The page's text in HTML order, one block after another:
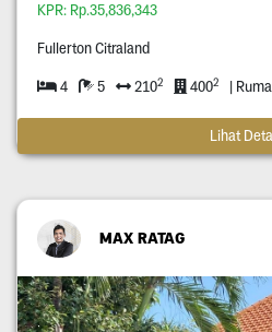
KPR: Rp.35,836,343
Fullerton Citraland
4 5 2102 4002 |
Lihat
MAX RATAG